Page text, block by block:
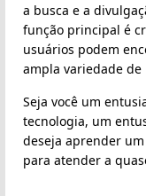
a busca e a
função principal é
usuários podem
ampla variedade de
Seja você um
tecnologia, um
deseja aprender
para atender a